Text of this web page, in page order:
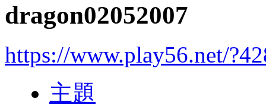
dragon02052007
https://www.play56.net/
主題